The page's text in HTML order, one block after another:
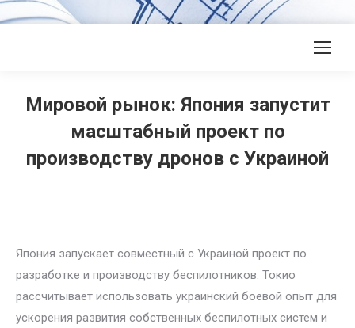
Мировой рынок: Япония запустит
масштабный проект по
производству дронов с Украиной
Япония запускает совместный с Украиной проект по
разработке и производству беспилотников. Токио
рассчитывает использовать украинский боевой опыт для
ускорения развития собственных беспилотных систем и